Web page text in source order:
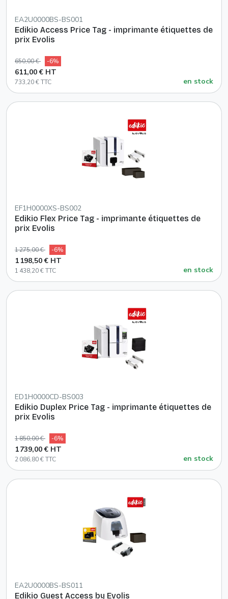
EA2U0000BS-BS001
Edikio Access Price Tag - imprimante étiquettes de
prix Evolis
650,00 € -6%
611,00 € HT
733,20 € TTC en stock
EF1H0000XS-BS002
Edikio Flex Price Tag - imprimante étiquettes de
prix Evolis
1 275,00 € -6%
1 198,50 € HT
1 438,20 € TTC en stock
ED1H0000CD-BS003
Edikio Duplex Price Tag - imprimante étiquettes de
prix Evolis
1 850,00 € -6%
1 739,00 € HT
2 086,80 € TTC en stock
EA2U0000BS-BS011
Edikio Guest Access by Evolis